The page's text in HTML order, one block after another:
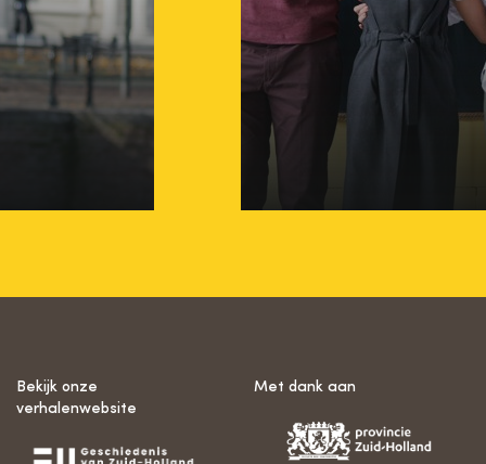
Wegwijzer
Inclusie
Bekijk onze
verhalenwebsite
Met dank aan